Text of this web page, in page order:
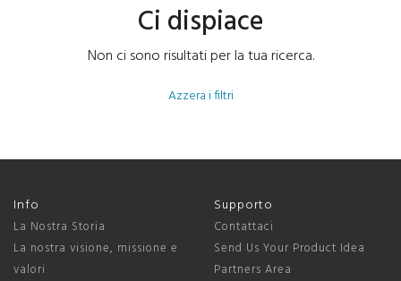
Ci dispiace
Non ci sono risultati per la tua ricerca.
Azzera i filtri
Info
La Nostra Storia
La nostra visione, missione e
valori
Supporto
Contattaci
Send Us Your Product Idea
Partners Area